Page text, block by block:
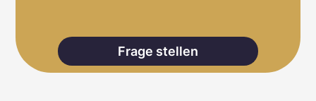
Frage stellen